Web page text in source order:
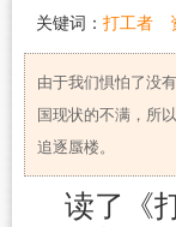
关键词： 打工者
由于我们惧怕了没
国现状的不满，所
追逐蜃楼。
读了《